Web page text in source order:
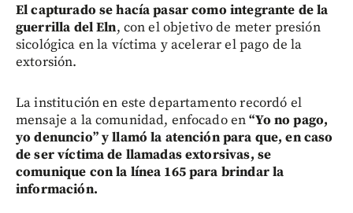
El capturado se hacía pasar como integrante de la
guerrilla del Eln, con el objetivo de meter presión
sicológica en la víctima y acelerar el pago de la
extorsión.
La institución en este departamento recordó el
mensaje a la comunidad, enfocado en“Yo no pago,
yo denuncio” y llamó la atención para que, en caso
de ser víctima de llamadas extorsivas, se
comunique con la línea 165 para brindar la
información.